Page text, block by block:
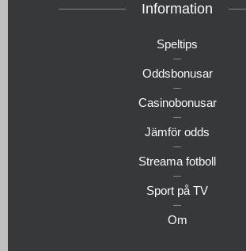
Information
Speltips
Oddsbonusar
Casinobonusar
Jämför odds
Streama fotboll
Sport på TV
Om